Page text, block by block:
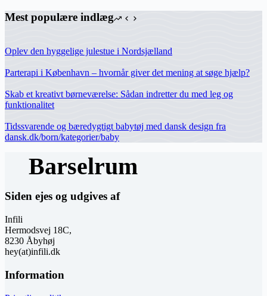
Mest populære indlæg
Oplev den hyggelige julestue i Nordsjælland
Parterapi i København – hvornår giver det mening at søge hjælp?
Skab et kreativt børneværelse: Sådan indretter du med leg og
funktionalitet
Tidssvarende og bæredygtigt babytøj med dansk design fra
dansk.dk/born/kategorier/baby
Siden ejes og udgives af
Infili
Hermodsvej 18C,
8230 Åbyhøj
hey(at)infili.dk
Information